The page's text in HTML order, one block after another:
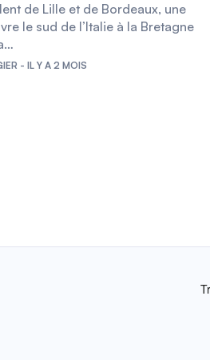
de Lille et de Bordeaux, une
le sud de l’Italie à la Bretagne
- IL Y A 2 MOIS